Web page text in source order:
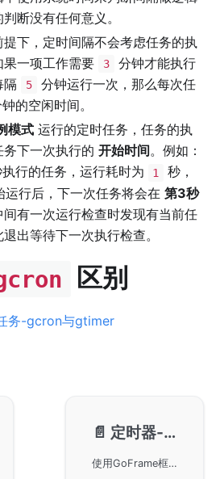
断没有任何意义。
下，定时间隔不会考虑任务的执
一项工作需要
3
分钟才能执行
隔
5
分钟运行一次，那么每次任
的空闲时间。
模式 运行的定时任务，任务的执
下一次执行的 开始时间。例如：
行的任务，运行耗时为 1
秒，
行后，下一次任务将会在 第3秒
有一次运行检查时发现有当前任
出等待下一次执行检查。
区别
务-gcron与gtimer
📄️ 定时器-性能测试
使用GoFrame框架在Linux环境下进行定时器性能测试的详细信息。通过对Benchmark_Add和Benchmark_StartStop的对比，能够更清晰地了解到定时器在不同操作下的效率和资源分配情况。测试结果显示出Go语言在执行定时器操作时的高效性能指标，从而为开发者在使用GoFrame中提供更好的参考。